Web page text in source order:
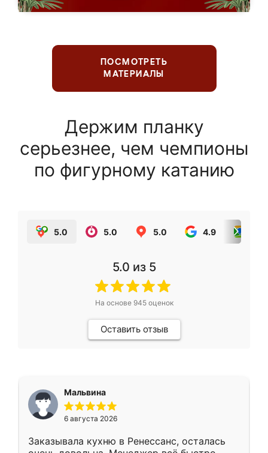
ПОСМОТРЕТЬ
МАТЕРИАЛЫ
Держим планку
серьезнее, чем чемпионы
по фигурному катанию
5.0 5.0 5.0 4.9
5.0 из 5
На основе 945оценок
Оставить отзыв
Мальвина
6 августа 2026
Заказывала кухню в Ренессанс, осталась